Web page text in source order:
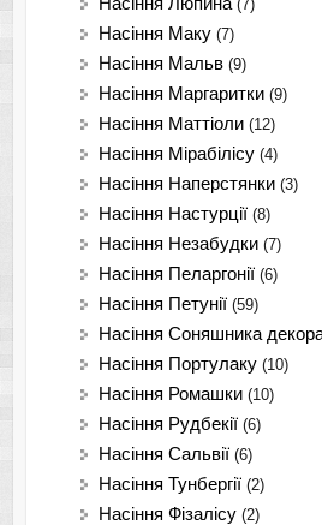
(7)
Насіння Маку (7)
Насіння Мальв (9)
Насіння Маргаритки (9)
Насіння Маттіоли (12)
Насіння Мірабілісу (4)
Насіння Наперстянки (3)
Насіння Настурції (8)
Насіння Незабудки (7)
Насіння Пеларгонії (6)
Насіння Петунії (59)
Насіння Соняшника
Насіння Портулаку (10)
Насіння Ромашки (10)
Насіння Рудбекії (6)
Насіння Сальвії (6)
Насіння Тунбергії (2)
Насіння Фізалісу (2)